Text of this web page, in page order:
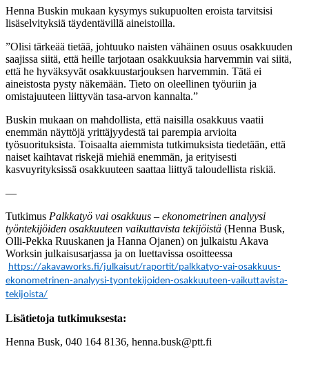
Henna Buskin mukaan kysymys sukupuolten eroista tarvitsisi
lisäselvityksiä täydentävillä aineistoilla.
”Olisi tärkeää tietää, johtuuko naisten vähäinen osuus osakkuuden
saajissa siitä, että heille tarjotaan osakkuuksia harvemmin vai siitä,
että he hyväksyvät osakkuustarjouksen harvemmin. Tätä ei
aineistosta pysty näkemään. Tieto on oleellinen työuriin ja
omistajuuteen liittyvän tasa-arvon kannalta.”
Buskin mukaan on mahdollista, että naisilla osakkuus vaatii
enemmän näyttöjä yrittäjyydestä tai parempia arvioita
työsuorituksista. Toisaalta aiemmista tutkimuksista tiedetään, että
naiset kaihtavat riskejä miehiä enemmän, ja erityisesti
kasvuyrityksissä osakkuuteen saattaa liittyä taloudellista riskiä.
—
Tutkimus Palkkatyö vai osakkuus – ekonometrinen analyysi
työntekijöiden osakkuuteen vaikuttavista tekijöistä (Henna Busk,
Olli-Pekka Ruuskanen ja Hanna Ojanen) on julkaistu Akava
Worksin julkaisusarjassa ja on luettavissa osoitteessa
https://akavaworks.fi/julkaisut/raportit/palkkatyo-vai-osakkuus-
ekonometrinen-analyysi-tyontekijoiden-osakkuuteen-vaikuttavista-
tekijoista/
Lisätietoja tutkimuksesta:
Henna Busk, 040 164 8136, henna.busk@ptt.fi